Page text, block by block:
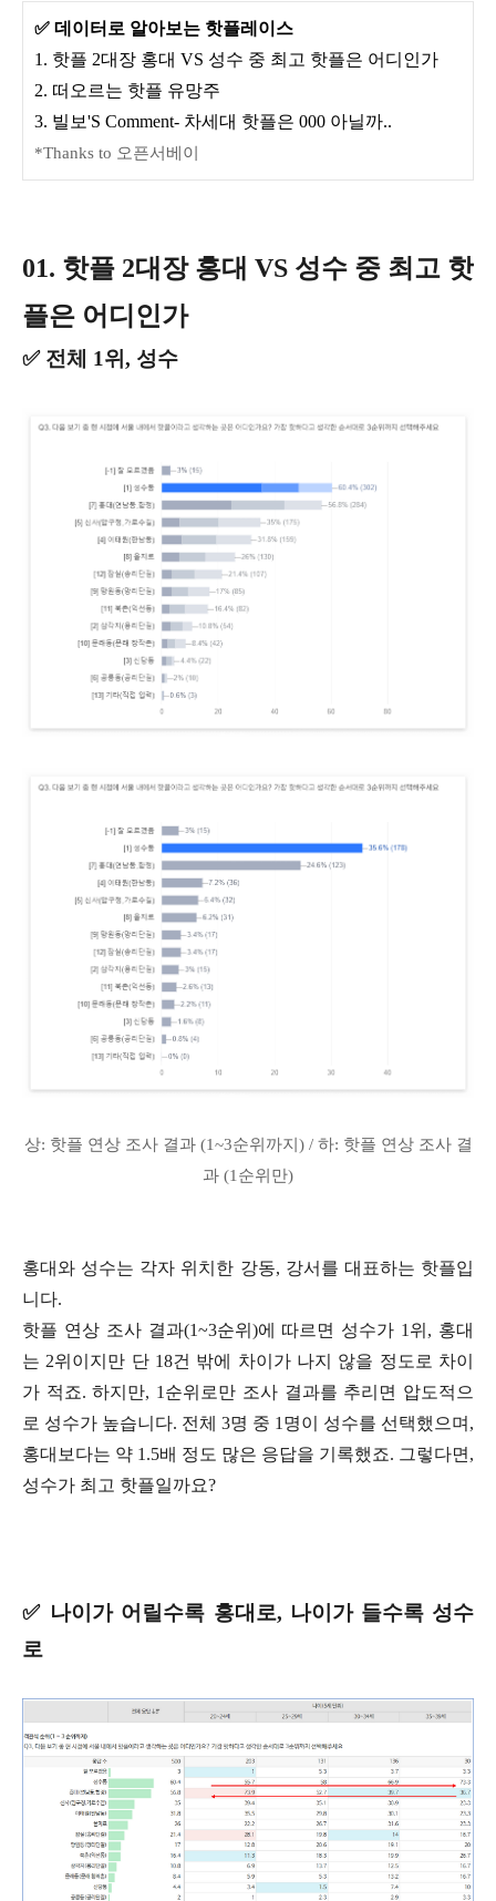
✅ 데이터로 알아보는 핫플레이스
1. 핫플 2대장 홍대 VS 성수 중 최고 핫플은 어디인가
2. 떠오르는 핫플 유망주
3. 빌보'S Comment- 차세대 핫플은 000 아닐까..
*Thanks to 오픈서베이
01. 핫플 2대장 홍대 VS 성수 중 최고 핫
플은 어디인가
✅ 전체 1위, 성수
상: 핫플 연상 조사 결과 (1~3순위까지) / 하: 핫플 연상 조사 결
과 (1순위만)
홍대와 성수는 각자 위치한 강동, 강서를 대표하는 핫플입
니다.
핫플 연상 조사 결과(1~3순위)에 따르면 성수가 1위, 홍대
는 2위이지만 단 18건 밖에 차이가 나지 않을 정도로 차이
가 적죠. 하지만, 1순위로만 조사 결과를 추리면 압도적으
로 성수가 높습니다. 전체 3명 중 1명이 성수를 선택했으며,
홍대보다는 약 1.5배 정도 많은 응답을 기록했죠. 그렇다면,
성수가 최고 핫플일까요?
✅ 나이가 어릴수록 홍대로, 나이가 들수록 성수
로